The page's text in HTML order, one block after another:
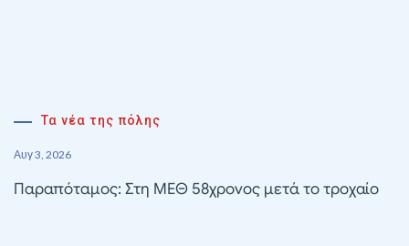
Τα νέα της πόλης
Αυγ 3, 2026
Παραπόταμος: Στη ΜΕΘ 58χρονος μετά το τροχαίο